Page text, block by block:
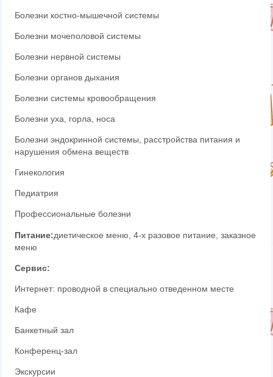
Болезни костно-мышечной системы
Болезни мочеполовой системы
Болезни нервной системы
Болезни органов дыхания
Болезни системы кровообращения
Болезни уха, горла, носа
Болезни эндокринной системы, расстройства питания и
нарушения обмена веществ
Гинекология
Педиатрия
Профессиональные болезни
Питание:диетическое меню, 4-х разовое питание, заказное
меню
Сервис:
Интернет: проводной в специально отведенном месте
Кафе
Банкетный зал
Конференц-зал
Экскурсии